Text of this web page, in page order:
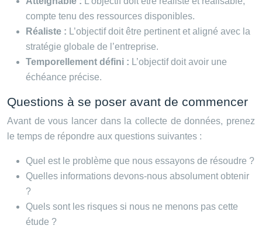
compte tenu des ressources disponibles.
Réaliste : L’objectif doit être pertinent et aligné avec la
stratégie globale de l’entreprise.
Temporellement défini : L’objectif doit avoir une
échéance précise.
Questions à se poser avant de commencer
Avant de vous lancer dans la collecte de données, prenez
le temps de répondre aux questions suivantes :
Quel est le problème que nous essayons de résoudre ?
Quelles informations devons-nous absolument obtenir
?
Quels sont les risques si nous ne menons pas cette
étude ?